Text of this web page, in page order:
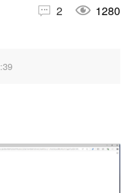
 2  1280